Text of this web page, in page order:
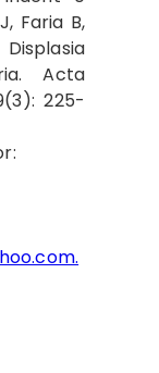
Faria B,
Acta
225-